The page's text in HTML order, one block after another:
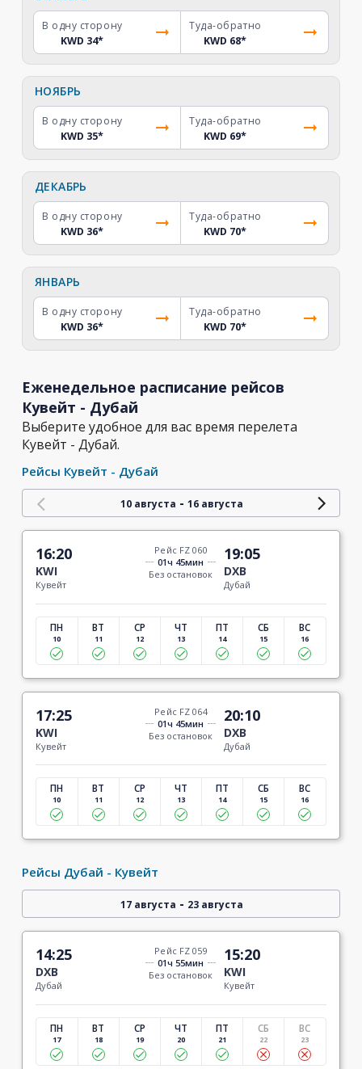
В одну сторону
KWD 34*
Туда-обратно
KWD 68*
НОЯБРЬ
В одну сторону
KWD 35*
Туда-обратно
KWD 69*
ДЕКАБРЬ
В одну сторону
KWD 36*
Туда-обратно
KWD 70*
ЯНВАРЬ
В одну сторону
KWD 36*
Туда-обратно
KWD 70*
Еженедельное расписание рейсов
Кувейт - Дубай
Выберите удобное для вас время перелета
Кувейт - Дубай.
Рейсы Кувейт - Дубай
10 августа - 16 августа
16:20
KWI
Кувейт
Рейс FZ 060
01ч 45мин
Без остановок
19:05
DXB
Дубай
ПН
10
ВТ
11
СР
12
ЧТ
13
ПТ
14
СБ
15
ВС
16
17:25
KWI
Кувейт
Рейс FZ 064
01ч 45мин
Без остановок
20:10
DXB
Дубай
ПН
10
ВТ
11
СР
12
ЧТ
13
ПТ
14
СБ
15
ВС
16
Рейсы Дубай - Кувейт
17 августа - 23 августа
14:25
DXB
Дубай
Рейс FZ 059
01ч 55мин
Без остановок
15:20
KWI
Кувейт
ПН
17
ВТ
18
СР
19
ЧТ
20
ПТ
21
СБ
22
ВС
23